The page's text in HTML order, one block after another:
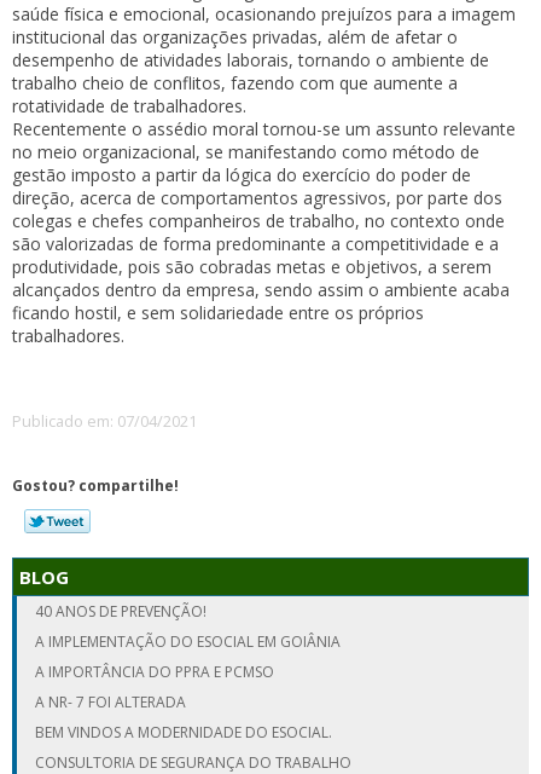
saúde física e emocional, ocasionando prejuízos para a imagem
institucional das organizações privadas, além de afetar o
desempenho de atividades laborais, tornando o ambiente de
trabalho cheio de conflitos, fazendo com que aumente a
rotatividade de trabalhadores.
Recentemente o assédio moral tornou-se um assunto relevante
no meio organizacional, se manifestando como método de
gestão imposto a partir da lógica do exercício do poder de
direção, acerca de comportamentos agressivos, por parte dos
colegas e chefes companheiros de trabalho, no contexto onde
são valorizadas de forma predominante a competitividade e a
produtividade, pois são cobradas metas e objetivos, a serem
alcançados dentro da empresa, sendo assim o ambiente acaba
ficando hostil, e sem solidariedade entre os próprios
trabalhadores.
Publicado em: 07/04/2021
Gostou? compartilhe!
BLOG
40 ANOS DE PREVENÇÃO!
A IMPLEMENTAÇÃO DO ESOCIAL EM GOIÂNIA
A IMPORTÂNCIA DO PPRA E PCMSO
A NR- 7 FOI ALTERADA
BEM VINDOS A MODERNIDADE DO ESOCIAL.
CONSULTORIA DE SEGURANÇA DO TRABALHO